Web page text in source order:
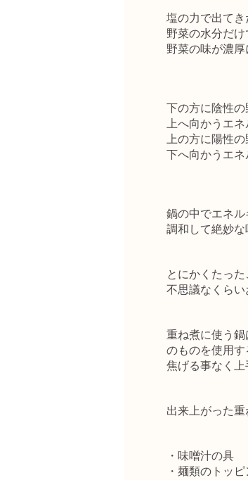
塩の力で出てき
野菜の水分だけ
野菜の味が濃厚
下の方に陰性の
上へ向かうエ
上の方に陽性
下へ向かうエ
鍋の中でエネル
調和して絶妙な
とにかくたっ
不思議なくらい
重ね煮に使う
のものを使用
焦げる事なく上
出来上がった
・味噌汁の具
・麺類のトッ